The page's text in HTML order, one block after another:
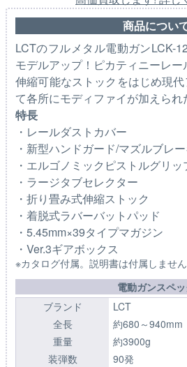
商品につい
LCTのフルメタル電動ガンLCK-
モデルアップ！ピカティニーレ
伸縮可能なストックをはじめ現
て各所にモディファイが加えられ
特長
・レールダストカバー
・新型ハンドガード/マズルブレ
・エルゴノミックピストルグリッ
・ラージタブセレクター
・折り畳み式伸縮ストック
・着脱式ラバーバットパッド
・5.45mm×39タイプマガジン
・Ver.3ギアボックス
※カタログ付属。説明書は付属しません
電動ガンスペッ
ブランド
LCT
全長
約680～940mm
重量
約3900g
装弾数
90発